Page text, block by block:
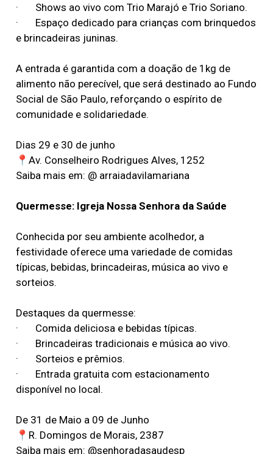
· Shows ao vivo com Trio Marajó e Trio Soriano.
· Espaço dedicado para crianças com brinquedos
e brincadeiras juninas.
A entrada é garantida com a doação de 1kg de
alimento não perecível, que será destinado ao Fundo
Social de São Paulo, reforçando o espírito de
comunidade e solidariedade.
Dias 29 e 30 de junho
📍Av. Conselheiro Rodrigues Alves, 1252
Saiba mais em: @ arraiadavilamariana
Quermesse: Igreja Nossa Senhora da Saúde
Conhecida por seu ambiente acolhedor, a
festividade oferece uma variedade de comidas
típicas, bebidas, brincadeiras, música ao vivo e
sorteios.
Destaques da quermesse:
· Comida deliciosa e bebidas típicas.
· Brincadeiras tradicionais e música ao vivo.
· Sorteios e prêmios.
· Entrada gratuita com estacionamento
disponível no local.
De 31 de Maio a 09 de Junho
📍R. Domingos de Morais, 2387
Saiba mais em: @senhoradasaudesp